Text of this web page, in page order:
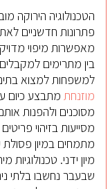
הטכנולוגיה הירוקה
פתרונות חדשניים
מאפשרות מיפוי
בין מתרימים
למשפחות למצוא
מוזנחת מתבצע כיום
מסוכנים ולהפנות
מסייעות בזיהוי
מתמחים במיון פסולת
מיון ידני.
שבעבר נחשבו בלתי